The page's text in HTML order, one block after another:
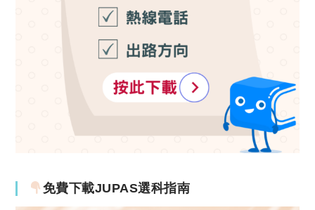
免費下載JUPAS選科指南